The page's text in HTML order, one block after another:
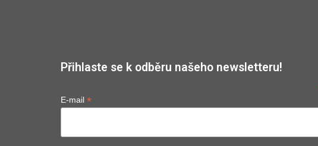
Přihlaste se k odběru našeho newsletteru!
E-mail *